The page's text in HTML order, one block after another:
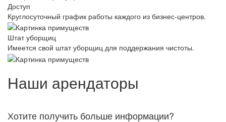
Доступ
Круглосуточный график работы каждого из бизнес-центров.
Штат уборщиц
Имеется свой штат уборщиц для поддержания чистоты.
Наши арендаторы
Хотите получить больше информации?